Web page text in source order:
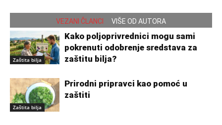
VEZANI ČLANCI VIŠE OD AUTORA
Zaštita bilja
Kako poljoprivrednici mogu sami
pokrenuti odobrenje sredstava za
zaštitu bilja?
Zaštita bilja
Prirodni pripravci kao pomoć u
zaštiti